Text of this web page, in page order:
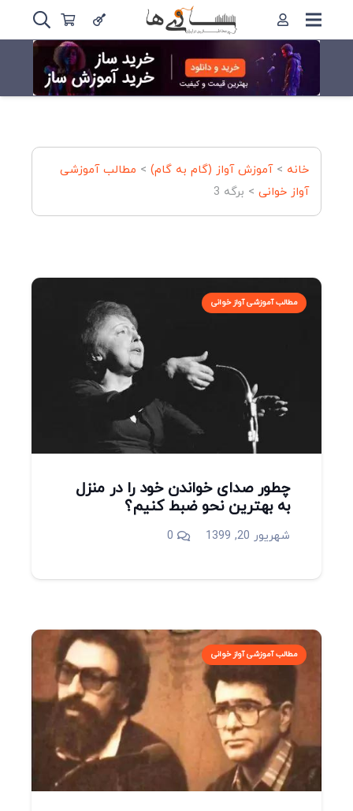
خانه >آموزش آواز (گام به گام) > مطالب آموزشی
آواز خوانی > برگه 3
مطالب آموزشی آواز خوانی
چطور صدای خواندن خود را در منزل
به بهترین نحو ضبط کنیم؟
شهریور 20, 1399 0
مطالب آموزشی آواز خوانی